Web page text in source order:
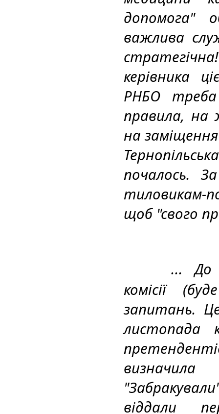
допомога"
важлива
керівника
РНБО
правила, на
на
почалось.
тиловикам-
щоб "свого
... До
комісії
запитань.
листопада
віддали